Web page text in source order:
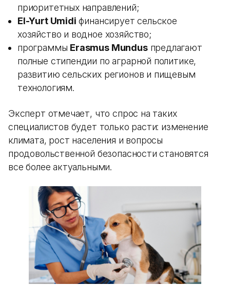
приоритетных направлений;
El-Yurt Umidi финансирует сельское
хозяйство и водное хозяйство;
программы Erasmus Mundusпредлагают
полные стипендии по аграрной политике,
развитию сельских регионов и пищевым
технологиям.
Эксперт отмечает, что спрос на таких
специалистов будет только расти: изменение
климата, рост населения и вопросы
продовольственной безопасности становятся
все более актуальными.